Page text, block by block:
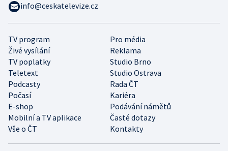
TV program
Pro média
Živé vysílání
Reklama
TV poplatky
Studio Brno
Teletext
Studio Ostrava
Podcasty
Rada ČT
Počasí
Kariéra
E-shop
Podávání námětů
Mobilní a TV aplikace
Časté dotazy
Vše o ČT
Kontakty
info@ceskatelevize.cz